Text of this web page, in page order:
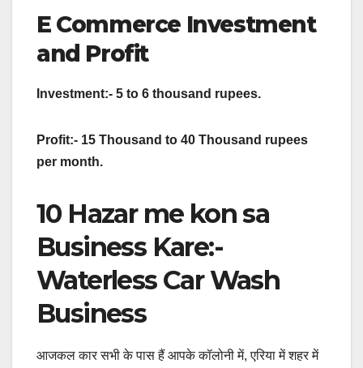
E Commerce Investment
and Profit
Investment:- 5 to 6 thousand rupees.
Profit:- 15 Thousand to 40 Thousand rupees
per month.
10 Hazar me kon sa
Business Kare:-
Waterless Car Wash
Business
आजकल कार सभी के पास हैं आपके कॉलोनी में, एरिया में शहर में